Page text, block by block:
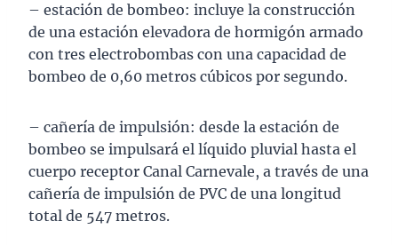
– estación de bombeo: incluye la construcción
de una estación elevadora de hormigón armado
con tres electrobombas con una capacidad de
bombeo de 0,60 metros cúbicos por segundo.
– cañería de impulsión: desde la estación de
bombeo se impulsará el líquido pluvial hasta el
cuerpo receptor Canal Carnevale, a través de una
cañería de impulsión de PVC de una longitud
total de 547 metros.